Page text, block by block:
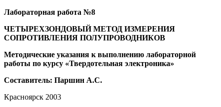
Лабораторная работа №8
ЧЕТЫРЕХЗОНДОВЫЙ МЕТОД ИЗМЕРЕНИЯ
СОПРОТИВЛЕНИЯ ПОЛУПРОВОДНИКОВ
Методические указания к выполнению лабораторной
работы по курсу «Твердотельная электроника»
Составитель: Паршин А.С.
Красноярск 2003